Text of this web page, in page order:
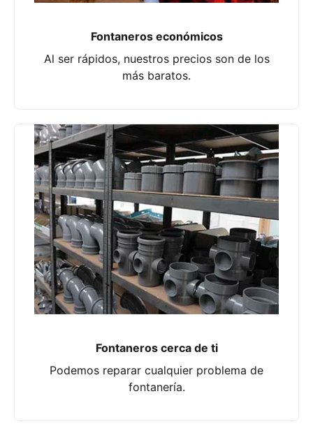
Fontaneros económicos
Al ser rápidos, nuestros precios son de los
más baratos.
Fontaneros cerca de ti
Podemos reparar cualquier problema de
fontanería.